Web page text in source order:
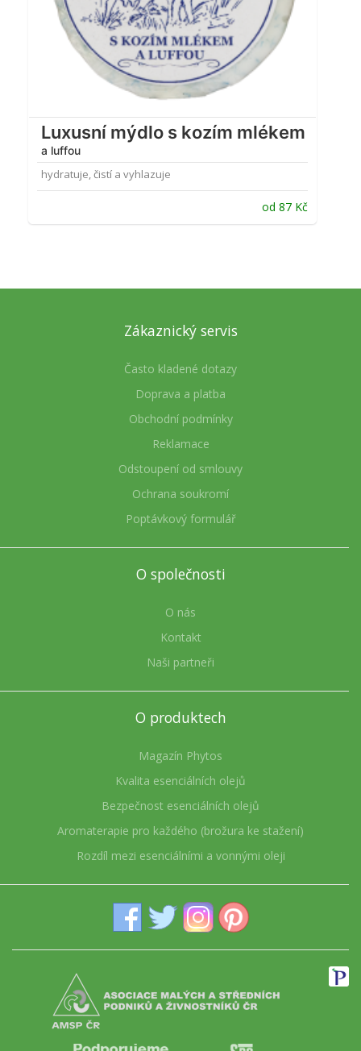
Luxusní mýdlo s kozím mlékem
a luffou
hydratuje, čistí a vyhlazuje
od 87 Kč
Zákaznický servis
Často kladené dotazy
Doprava a platba
Obchodní podmínky
Reklamace
Odstoupení od smlouvy
Ochrana soukromí
Poptávkový formulář
O společnosti
O nás
Kontakt
Naši partneři
O produktech
Magazín Phytos
Kvalita esenciálních olejů
Bezpečnost esenciálních olejů
Aromaterapie pro každého (brožura ke stažení)
Rozdíl mezi esenciálními a vonnými oleji